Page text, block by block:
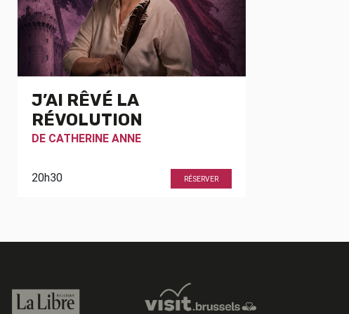
J’AI RÊVÉ LA
RÉVOLUTION
DE CATHERINE ANNE
20h30 RÉSERVER